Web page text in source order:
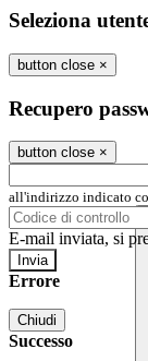
Seleziona
button close ×
Recupero
button close ×
all'indirizzo indicato
E-mail inviata, si
Errore
Chiudi
Successo